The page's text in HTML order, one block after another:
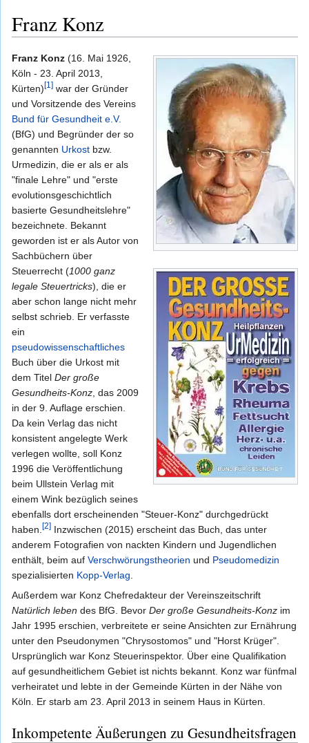
Franz Konz
Franz Konz (16. Mai 1926,
Köln - 23. April 2013,
Kürten)[1] war der Gründer
und Vorsitzende des Vereins
Bund für Gesundheit e.V.
(BfG) und Begründer der so
genannten Urkost bzw.
Urmedizin, die er als er als
"finale Lehre" und "erste
evolutionsgeschichtlich
basierte Gesundheitslehre"
bezeichnete. Bekannt
geworden ist er als Autor von
Sachbüchern über
Steuerrecht (1000 ganz
legale Steuertricks), die er
aber schon lange nicht mehr
selbst schrieb. Er verfasste
ein
pseudowissenschaftliches
Buch über die Urkost mit
dem Titel Der große
Gesundheits-Konz , das 2009
in der 9. Auflage erschien.
Da kein Verlag das nicht
konsistent angelegte Werk
verlegen wollte, soll Konz
1996 die Veröffentlichung
beim Ullstein Verlag mit
einem Wink bezüglich seines
ebenfalls dort erscheinenden "Steuer-Konz" durchgedrückt
haben. [2] Inzwischen (2015) erscheint das Buch, das unter
anderem Fotografien von nackten Kindern und Jugendlichen
enthält, beim auf Verschwörungstheorien und Pseudomedizin
spezialisierten Kopp-Verlag
Außerdem war Konz Chefredakteur der Vereinszeitschrift
Natürlich leben des BfG. Bevor Der große Gesundheits-Konz im
Jahr 1995 erschien, verbreitete er seine Ansichten zur Ernährung
unter den Pseudonymen "Chrysostomos" und "Horst Krüger".
Ursprünglich war Konz Steuerinspektor. Über eine Qualifikation
auf gesundheitlichem Gebiet ist nichts bekannt. Konz war fünfmal
verheiratet und lebte in der Gemeinde Kürten in der Nähe von
Köln. Er starb am 23. April 2013 in seinem Haus in Kürten.
Inkompetente Äußerungen zu Gesundheitsfragen